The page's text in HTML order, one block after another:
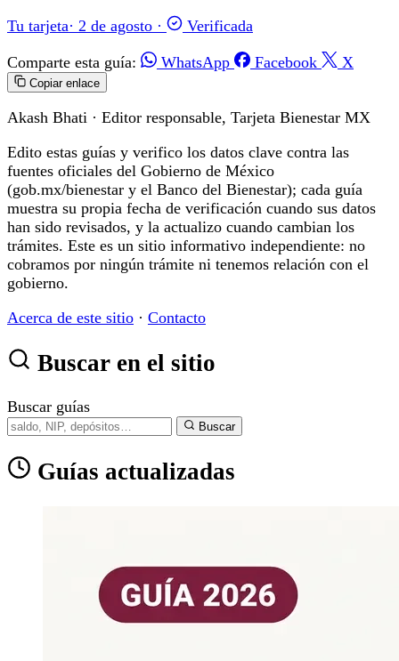
Tu tarjeta· 2 de agosto · Verificada
Comparte esta guía: WhatsApp Facebook X
Copiar enlace
Akash Bhati · Editor responsable, Tarjeta Bienestar MX
Edito estas guías y verifico los datos clave contra las
fuentes oficiales del Gobierno de México
(gob.mx/bienestar y el Banco del Bienestar); cada guía
muestra su propia fecha de verificación cuando sus datos
han sido revisados, y la actualizo cuando cambian los
trámites. Este es un sitio informativo independiente: no
cobramos por ningún trámite ni tenemos relación con el
gobierno.
Acerca de este sitio · Contacto
Buscar en el sitio
Buscar guías
Buscar
Guías actualizadas